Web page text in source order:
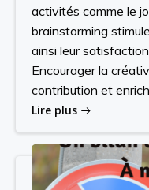
activités comme le
brainstorming
ainsi leur
Encourager la
contribution et
Lire plus